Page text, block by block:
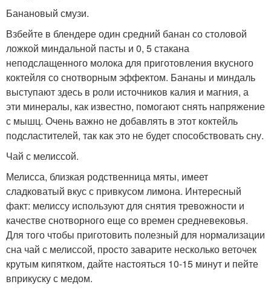
Банановый смузи.
Взбейте в блендере один средний банан со столовой
ложкой миндальной пасты и 0, 5 стакана
неподслащенного молока для приготовления вкусного
коктейля со снотворным эффектом. Бананы и миндаль
выступают здесь в роли источников калия и магния, а
эти минералы, как известно, помогают снять напряжение
с мышц. Очень важно не добавлять в этот коктейль
подсластителей, так как это не будет способствовать сну.
Чай с мелиссой.
Мелисса, близкая родственница мяты, имеет
сладковатый вкус с привкусом лимона. Интересный
факт: мелиссу используют для снятия тревожности и
качестве снотворного еще со времен средневековья.
Для того чтобы приготовить полезный для нормализации
сна чай с мелиссой, просто заварите несколько веточек
крутым кипятком, дайте настояться 10-15 минут и пейте
вприкуску с медом.